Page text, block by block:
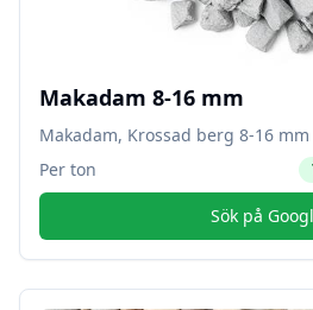
Makadam 8-16 mm
Makadam, Krossad berg 8-16 mm
Per ton
Sök på